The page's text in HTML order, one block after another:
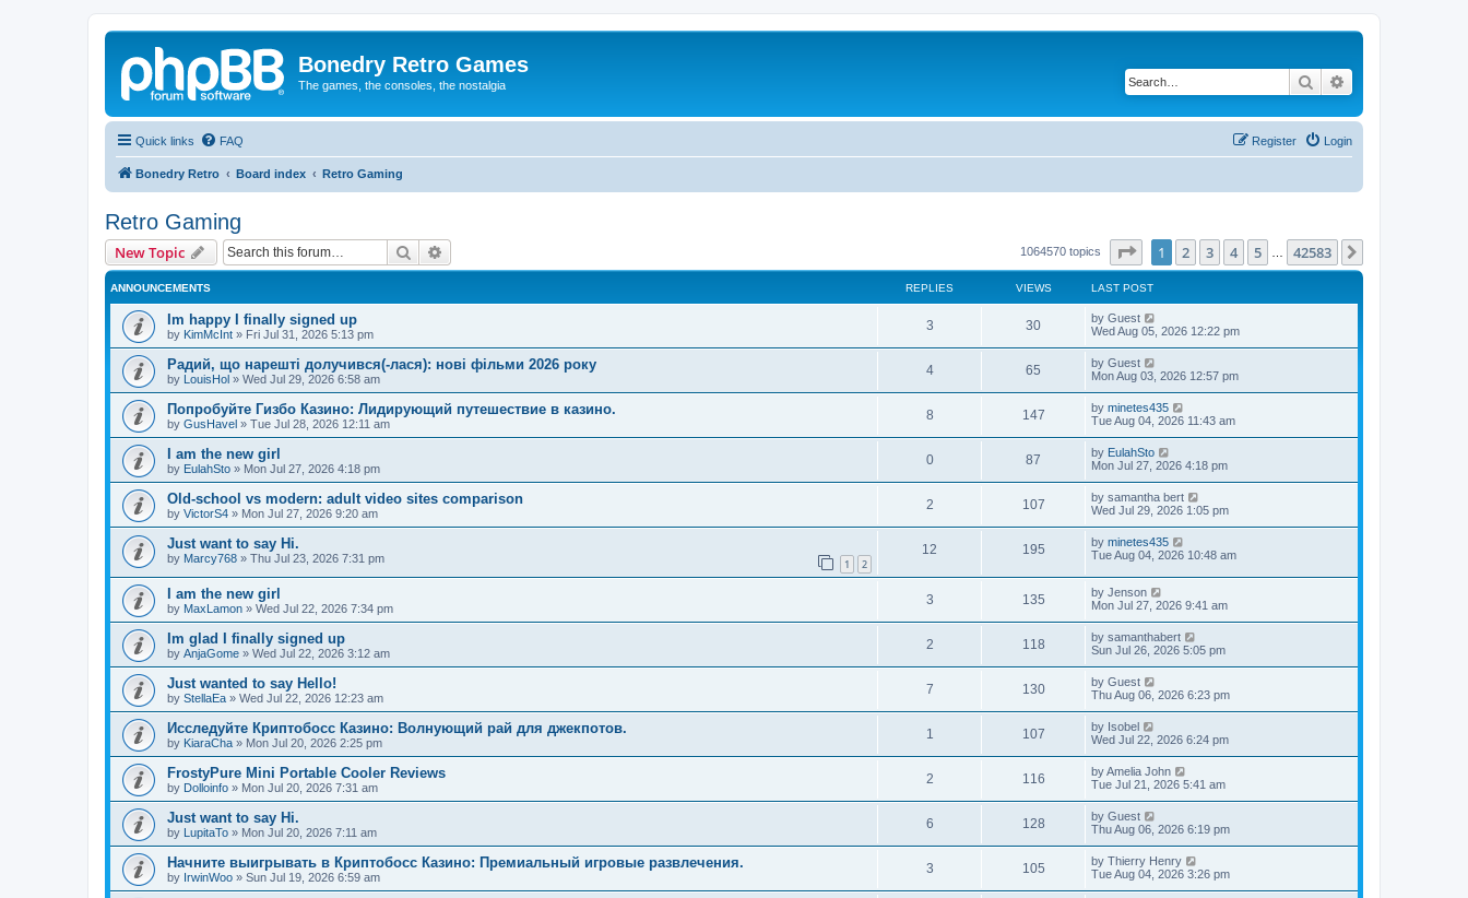
Bonedry Retro Games
The games, the consoles, the nostalgia Search
Quick links FAQ Login
Register
Bonedry Retro Board index Retro Gaming
Retro Gaming
New Topic Search 1064570 topics Page of 42583
1 2 3 4 5 42583
ANNOUNCEMENTS REPLIES VIEWS LAST POST
Im happy I finally signed up
by KimMcInt » Fri Jul 31, 2026 5:13 pm
3 30 by Guest
Wed Aug 05, 2026 12:22 pm
Радий, що нарешті долучився(-лася): нові фільми 2026 року
by LouisHol » Wed Jul 29, 2026 6:58 am
4 65 by Guest
Mon Aug 03, 2026 12:57 pm
Попробуйте Гизбо Казино: Лидирующий путешествие в казино.
by GusHavel » Tue Jul 28, 2026 12:11 am
8 147 by minetes435
Tue Aug 04, 2026 11:43 am
I am the new girl
by EulahSto » Mon Jul 27, 2026 4:18 pm
0 87 by EulahSto
Mon Jul 27, 2026 4:18 pm
Old-school vs modern: adult video sites comparison
by VictorS4 » Mon Jul 27, 2026 9:20 am
2 107 by samantha bert
Wed Jul 29, 2026 1:05 pm
Just want to say Hi.
by Marcy768 » Thu Jul 23, 2026 7:31 pm 1 2
12 195 by minetes435
Tue Aug 04, 2026 10:48 am
I am the new girl
by MaxLamon » Wed Jul 22, 2026 7:34 pm
3 135 by Jenson
Mon Jul 27, 2026 9:41 am
Im glad I finally signed up
by AnjaGome » Wed Jul 22, 2026 3:12 am
2 118 by samanthabert
Sun Jul 26, 2026 5:05 pm
Just wanted to say Hello!
by StellaEa » Wed Jul 22, 2026 12:23 am
7 130 by Guest
Thu Aug 06, 2026 6:23 pm
Исследуйте Криптобосс Казино: Волнующий рай для джекпотов.
by KiaraCha » Mon Jul 20, 2026 2:25 pm
1 107 by Isobel
Wed Jul 22, 2026 6:24 pm
FrostyPure Mini Portable Cooler Reviews
by Dolloinfo » Mon Jul 20, 2026 7:31 am
2 116 byAmelia John
Tue Jul 21, 2026 5:41 am
Just want to say Hi.
by LupitaTo » Mon Jul 20, 2026 7:11 am
6 128 by Guest
Thu Aug 06, 2026 6:19 pm
Начните выигрывать в Криптобосс Казино: Премиальный игровые развлечения.
by IrwinWoo » Sun Jul 19, 2026 6:59 am
3 105 by Thierry Henry
Tue Aug 04, 2026 3:26 pm